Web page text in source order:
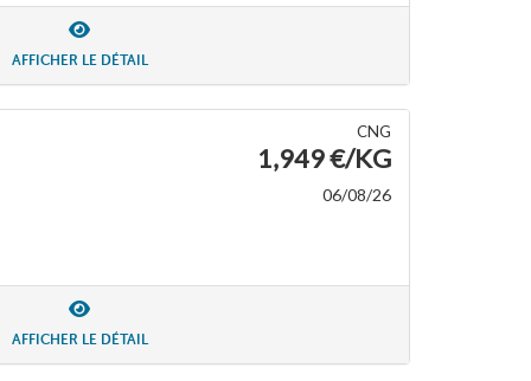
AFFICHER LE DÉTAIL
CNG
1,949 €/KG
06/08/26
AFFICHER LE DÉTAIL